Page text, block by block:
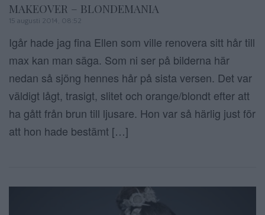
MAKEOVER – BLONDEMANIA
15 augusti 2014, 08:52
Igår hade jag fina Ellen som ville renovera sitt hår till
max kan man säga. Som ni ser på bilderna här
nedan så sjöng hennes hår på sista versen. Det var
väldigt lågt, trasigt, slitet och orange/blondt efter att
ha gått från brun till ljusare. Hon var så härlig just för
att hon hade bestämt […]